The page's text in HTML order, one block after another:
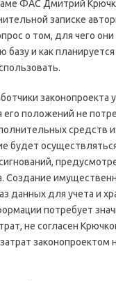
ФАС Дмитрий
записке
о том, для чего
базу и как планируется
законопроекта
его положений не
средств
будет
Создание
данных для учета и
потребует
не согласен
законопроектом